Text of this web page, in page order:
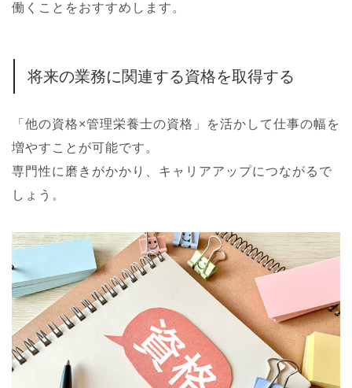
働くことをおすすめします。
将来の業務に関連する資格を取得する
「他の資格×管理栄養士の資格」を活かして仕事の幅を
増やすことが可能です。
専門性に磨きがかかり、キャリアアップにつながるで
しょう。